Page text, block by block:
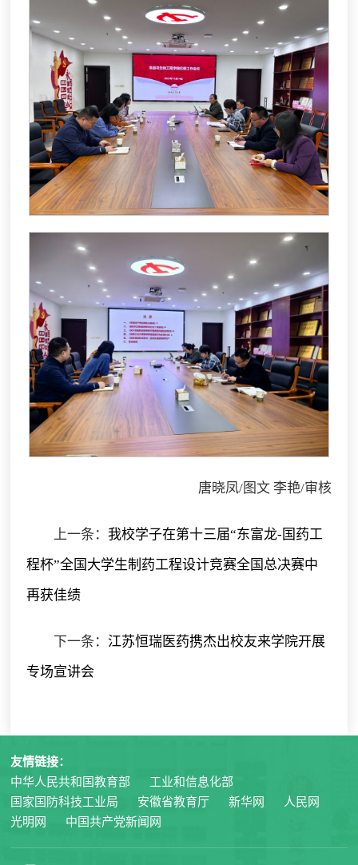
唐晓凤/图文 李艳/审核
上一条：我校学子在第十三届“东富龙-国药工
程杯”全国大学生制药工程设计竞赛全国总决赛中
再获佳绩
下一条： 江苏恒瑞医药携杰出校友来学院开展
专场宣讲会
友情链接：
中华人民共和国教育部
工业和信息化部
国家国防科技工业局
安徽省教育厅 新华网
人民网
光明网
中国共产党新闻网